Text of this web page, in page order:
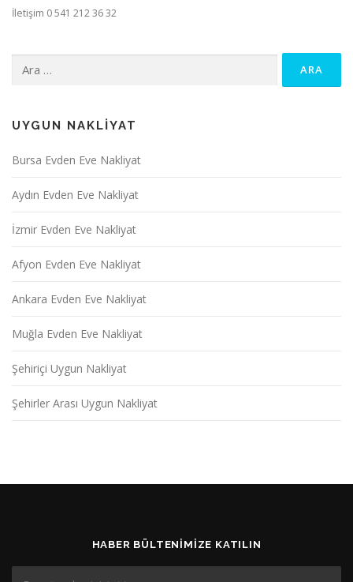
İletişim 0 541 212 36 32
UYGUN NAKLIYAT
Bursa Evden Eve Nakliyat
Aydın Evden Eve Nakliyat
İzmir Evden Eve Nakliyat
Afyon Evden Eve Nakliyat
Ankara Evden Eve Nakliyat
Muğla Evden Eve Nakliyat
Şehiriçi Uygun Nakliyat
Şehirler Arası Uygun Nakliyat
HABER BÜLTENIMIZE KATILIN